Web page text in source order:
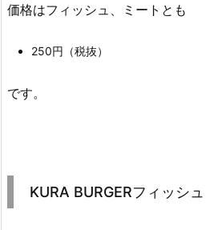
価格はフィッシュ、ミートとも
250円（税抜）
です。
KURA BURGERフィッシュ